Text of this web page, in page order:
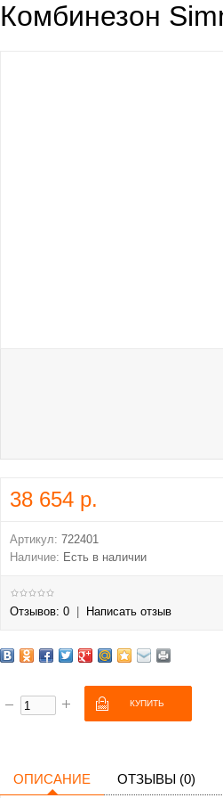
Комбинезон
38 654 р.
Артикул: 722401
Наличие: Есть в наличии
Отзывов: 0 Написать отзыв
ОПИСАНИЕ ОТЗЫВЫ (0)